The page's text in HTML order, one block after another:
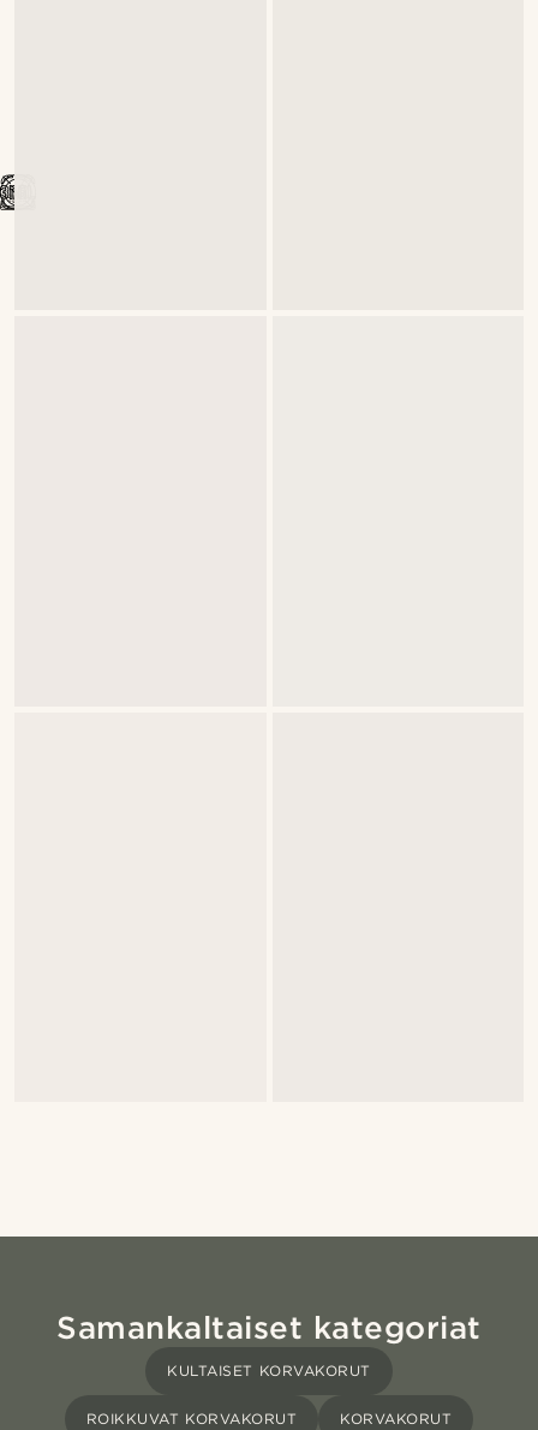
Samankaltaiset kategoriat
KULTAISET KORVAKORUT
ROIKKUVAT KORVAKORUT KORVAKORUT